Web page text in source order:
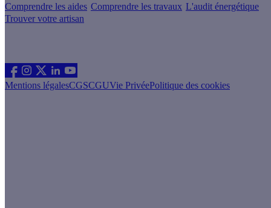
Comprendre les aides Comprendre les travaux L'audit énergétique
Trouver votre artisan
Mentions légalesCGSCGUVie PrivéePolitique des cookies